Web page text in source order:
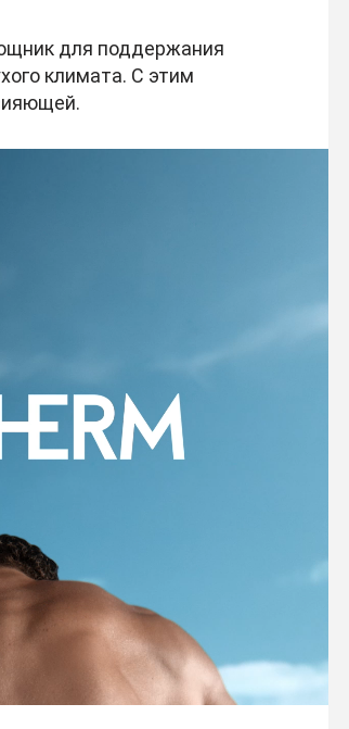
для поддержания
климата. С этим